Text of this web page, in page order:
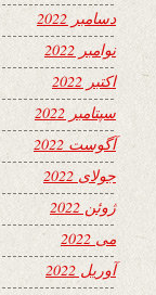
دسامبر 2022
نوامبر 2022
اکتبر 2022
سپتامبر 2022
آگوست 2022
جولای 2022
ژوئن 2022
می 2022
آوریل 2022